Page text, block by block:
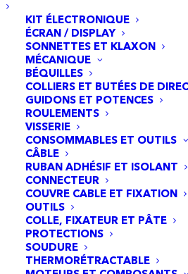
KIT ÉLECTRONIQUE
ÉCRAN / DISPLAY
SONNETTES ET KLAXON
MÉCANIQUE
BÉQUILLES
COLLIERS ET BUTÉES DE
GUIDONS ET POTENCES
ROULEMENTS
VISSERIE
CONSOMMABLES ET OUTILS
CÂBLE
RUBAN ADHÉSIF ET ISOLANT
CONNECTEUR
COUVRE CABLE ET FIXATION
OUTILS
COLLE, FIXATEUR ET PÂTE
PROTECTIONS
SOUDURE
THERMORÉTRACTABLE
Autonomie
Avec une autonomie étendue
jusqu'à 90 km, que ce soit pour
les zones étendues, les
surveillance des espaces
de l'ordre dans des situations
04
Silence de